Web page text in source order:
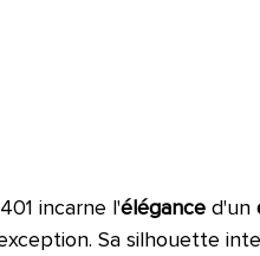
incarne l'élégance d'un
Sa silhouette